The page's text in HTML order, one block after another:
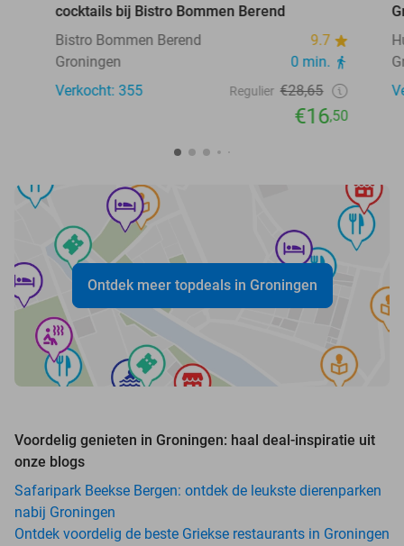
cocktails bij Bistro Bommen Berend
Bistro Bommen Berend
9.7
Groningen
0 min.
Verkocht: 355
Regulier €28,65
€16,50
Ontdek meer topdeals in Groningen
Voordelig genieten in Groningen: haal deal-inspiratie uit
onze blogs
Safaripark Beekse Bergen: ontdek de leukste dierenparken
nabij Groningen
Ontdek voordelig de beste Griekse restaurants in Groningen